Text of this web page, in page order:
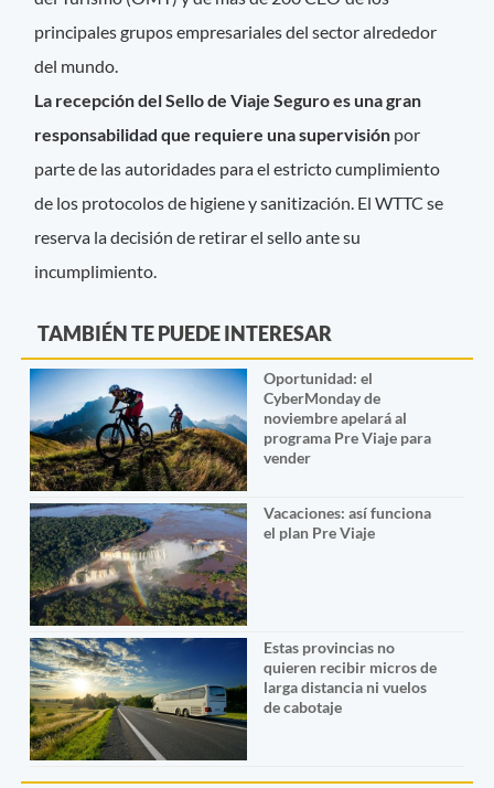
principales grupos empresariales del sector alrededor
del mundo.
La recepción del Sello de Viaje Seguro es una gran
responsabilidad que requiere una supervisión por
parte de las autoridades para el estricto cumplimiento
de los protocolos de higiene y sanitización. El WTTC se
reserva la decisión de retirar el sello ante su
incumplimiento.
TAMBIÉN TE PUEDE INTERESAR
Oportunidad: el
CyberMonday de
noviembre apelará al
programa Pre Viaje para
vender
Vacaciones: así funciona
el plan Pre Viaje
Estas provincias no
quieren recibir micros de
larga distancia ni vuelos
de cabotaje